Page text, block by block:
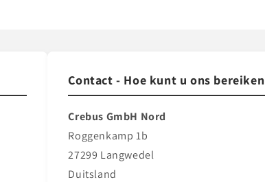
Contact - Hoe kunt u ons bereiken
Crebus GmbH Nord
Roggenkamp 1b
27299 Langwedel
Duitsland